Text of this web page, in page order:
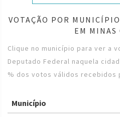
VOTAÇÃO POR
EM MINAS
Clique no município para ver a
Deputado Federal naquela
% dos votos válidos recebidos
Município